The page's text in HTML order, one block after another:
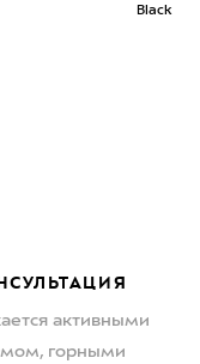
Black
активными
горными